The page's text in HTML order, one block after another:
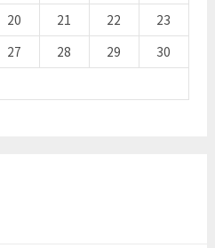
20 21 22
23
27 28 29
30